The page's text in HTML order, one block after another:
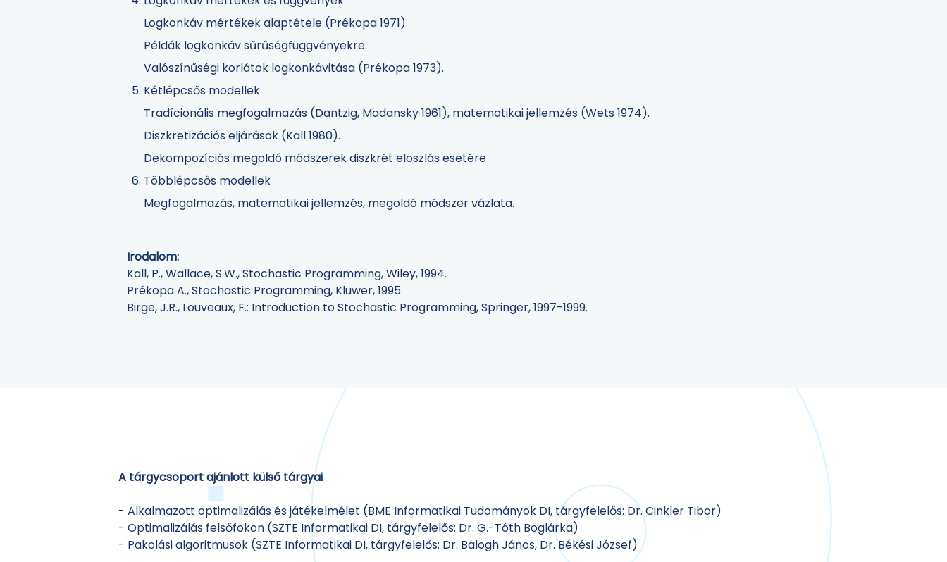
Logkonkáv mértékek alaptétele (Prékopa 1971).
Példák logkonkáv sűrűségfüggvényekre.
Valószínűségi korlátok logkonkávitása (Prékopa 1973).
Kétlépcsős modellek
Tradícionális megfogalmazás (Dantzig, Madansky 1961), matematikai jellemzés (Wets 1974).
Diszkretizációs eljárások (Kall 1980).
Dekompozíciós megoldó módszerek diszkrét eloszlás esetére
Többlépcsős modellek
Megfogalmazás, matematikai jellemzés, megoldó módszer vázlata.
Irodalom:
Kall, P., Wallace, S.W., Stochastic Programming, Wiley, 1994.
Prékopa A., Stochastic Programming, Kluwer, 1995.
Birge, J.R., Louveaux, F.: Introduction to Stochastic Programming, Springer, 1997-1999.
A tárgycsoport ajánlott külső tárgyai
- Alkalmazott optimalizálás és játékelmélet (BME Informatikai Tudományok DI, tárgyfelelős: Dr. Cinkler Tibor)
- Optimalizálás felsőfokon (SZTE Informatikai DI, tárgyfelelős: Dr. G.-Tóth Boglárka)
- Pakolási algoritmusok (SZTE Informatikai DI, tárgyfelelős: Dr. Balogh János, Dr. Békési József)